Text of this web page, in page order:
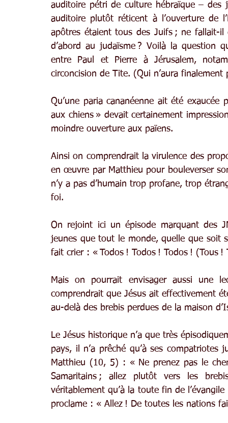
auditoire pétri de culture hébraïque – des
auditoire plutôt réticent à l’ouverture de
apôtres étaient tous des Juifs ; ne fallait-
d’abord au judaïsme ? Voilà la question
entre Paul et Pierre à Jérusalem,
circoncision de Tite. (Qui n’aura finalement
Qu’une paria cananéenne ait été
aux chiens » devait certainement
moindre ouverture aux païens.
Ainsi on comprendrait la virulence des
en œuvre par Matthieu pour bouleverser
n’y a pas d’humain trop profane, trop
foi.
On rejoint ici un épisode marquant des
jeunes que tout le monde, quelle que soit
fait crier : « Todos ! Todos ! Todos ! (Tous !
Mais on pourrait envisager aussi une
comprendrait que Jésus ait effectivement
au-delà des brebis perdues de la maison
Le Jésus historique n’a que très
pays, il n’a prêché qu’à ses
Matthieu (10, 5) : « Ne prenez pas le
Samaritains ; allez plutôt vers les
véritablement qu’à la toute fin de
proclame : « Allez ! De toutes les nations